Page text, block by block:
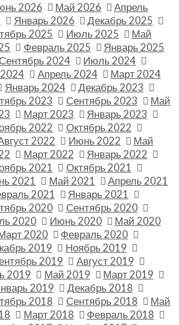
2026 Май 2026
Апрель
Январь 2026
Декабрь 2025
2025 Июль 2025
Май
Февраль 2025
Январь 2025
Сентябрь 2024
Июль 2024
Апрель 2024
Март 2024
Январь 2024
Декабрь 2023
2023 Сентябрь 2023
Май
Март 2023
Январь 2023
2022
Октябрь 2022
2022 Июнь 2022
Май
Март 2022
Январь 2022
2021
Октябрь 2021
2021 Май 2021
Апрель 2021
2021
Январь 2021
2020
Сентябрь 2020
2020 Июнь 2020
Май 2020
2020
Февраль 2020
2019
Ноябрь 2019
2019
Август 2019
2019 Май 2019
Март 2019
2019
Декабрь 2018
2018 Сентябрь 2018
Май
Март 2018
Февраль 2018